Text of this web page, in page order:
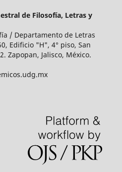
de Filosofía, Letras y
/ Departamento de Letras
Edificio "H", 4° piso, San
Zapopan, Jalisco, México.